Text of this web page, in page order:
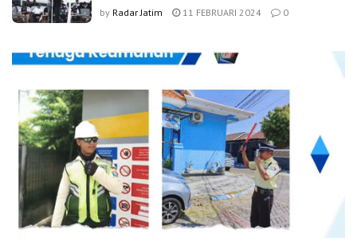
by Radar Jatim 11 FEBRUARI 2024 0